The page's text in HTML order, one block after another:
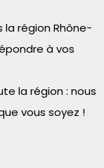
région Rhône-
à vos
la région : nous
vous soyez !